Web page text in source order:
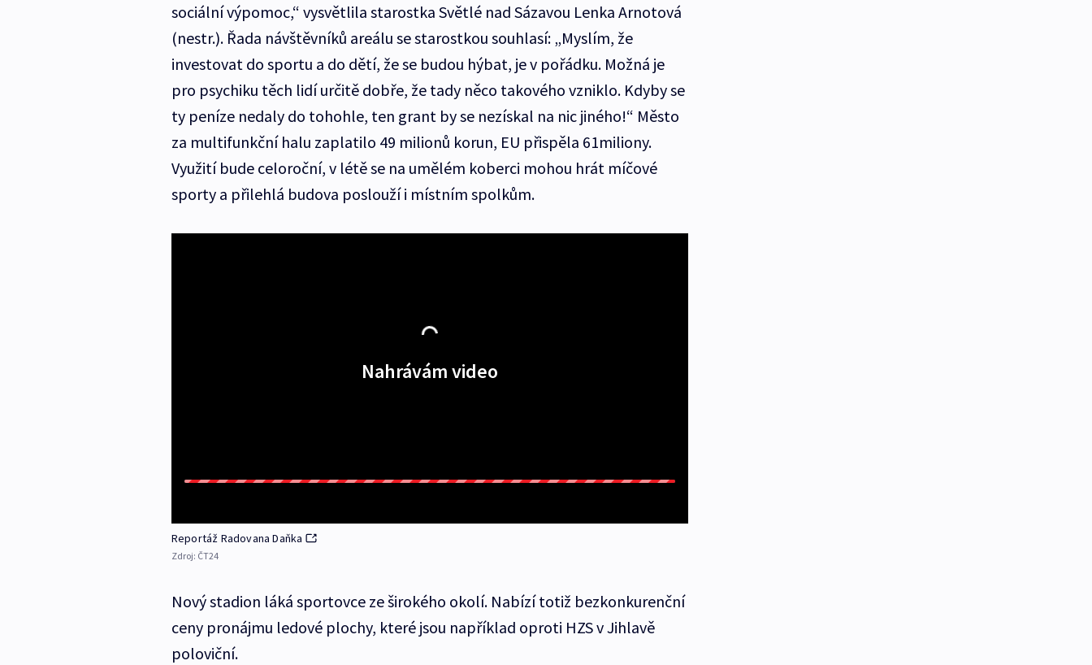
sociální výpomoc,“ vysvětlila starostka Světlé nad Sázavou Lenka Arnotová
(nestr.). Řada návštěvníků areálu se starostkou souhlasí: „Myslím, že
investovat do sportu a do dětí, že se budou hýbat, je v pořádku. Možná je
pro psychiku těch lidí určitě dobře, že tady něco takového vzniklo. Kdyby se
ty peníze nedaly do tohohle, ten grant by se nezískal na nic jiného!“ Město
za multifunkční halu zaplatilo 49 milionů korun, EU přispěla 61miliony.
Využití bude celoroční, v létě se na umělém koberci mohou hrát míčové
sporty a přilehlá budova poslouží i místním spolkům.
Nahrávám video
Reportáž Radovana Daňka
Zdroj: ČT24
Nový stadion láká sportovce ze širokého okolí. Nabízí totiž bezkonkurenční
ceny pronájmu ledové plochy, které jsou například oproti HZS v Jihlavě
poloviční.